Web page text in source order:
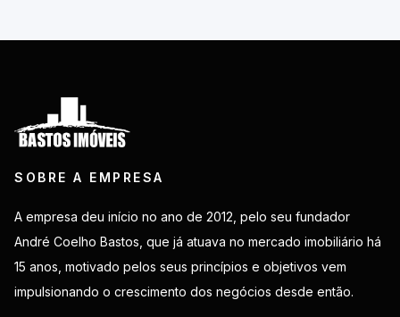
SOBRE A EMPRESA
A empresa deu início no ano de 2012, pelo seu fundador
André Coelho Bastos, que já atuava no mercado imobiliário há
15 anos, motivado pelos seus princípios e objetivos vem
impulsionando o crescimento dos negócios desde então.